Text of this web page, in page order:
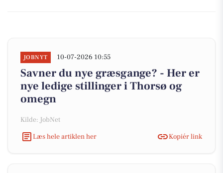
JOBNYT 10-07-2026 10:55
Savner du nye græsgange? - Her er
nye ledige stillinger i Thorsø og
omegn
Kilde: JobNet
Læs hele artiklen her
Kopiér link